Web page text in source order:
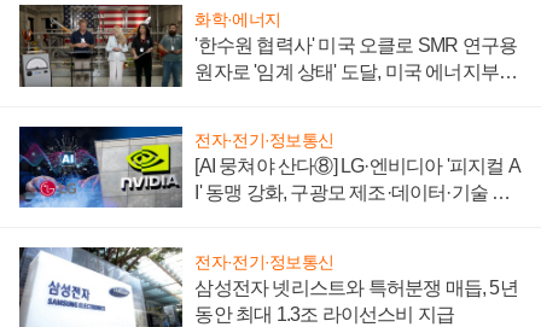
화학·에너지
'한수원 협력사' 미국 오클로 SMR 연구용
원자로 '임계 상태' 도달, 미국 에너지부
전자·전기·정보통신
[AI 뭉쳐야 산다⑧] LG·엔비디아 '피지컬 A
I' 동맹 강화, 구광모 제조·데이터·기술 결
전자·전기·정보통신
삼성전자 넷리스트와 특허분쟁 매듭, 5년
동안 최대 1.3조 라이선스비 지급